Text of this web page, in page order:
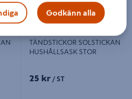
TÄNDSTICKOR SOLSTICKAN
HUSHÅLLSASK STOR
25 kr / ST
Godkänn alla